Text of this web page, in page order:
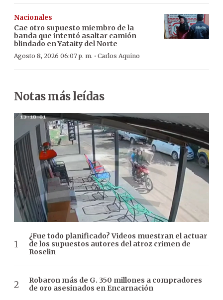
Nacionales
Cae otro supuesto miembro de la
banda que intentó asaltar camión
blindado en Yataity del Norte
Agosto 8, 2026 06:07 p. m. · Carlos Aquino
Notas más leídas
¿Fue todo planificado? Videos muestran el actuar
de los supuestos autores del atroz crimen de
Roselin
Robaron más de G. 350 millones a compradores
de oro asesinados en Encarnación